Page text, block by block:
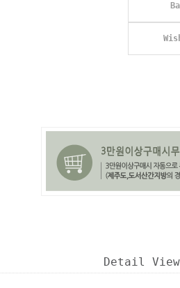
Detail View